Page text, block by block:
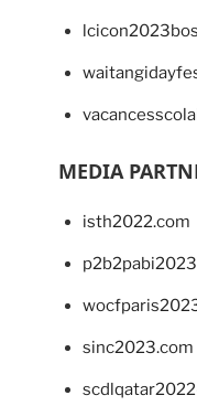
MEDIA
isth2022.com
sinc2023.com